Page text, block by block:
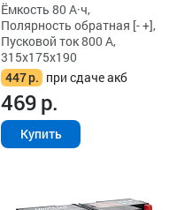
Ёмкость 80 А·ч,
Полярность обратная [- +],
Пусковой ток 800 А,
315x175x190
447р. при сдаче акб
469р.
Купить